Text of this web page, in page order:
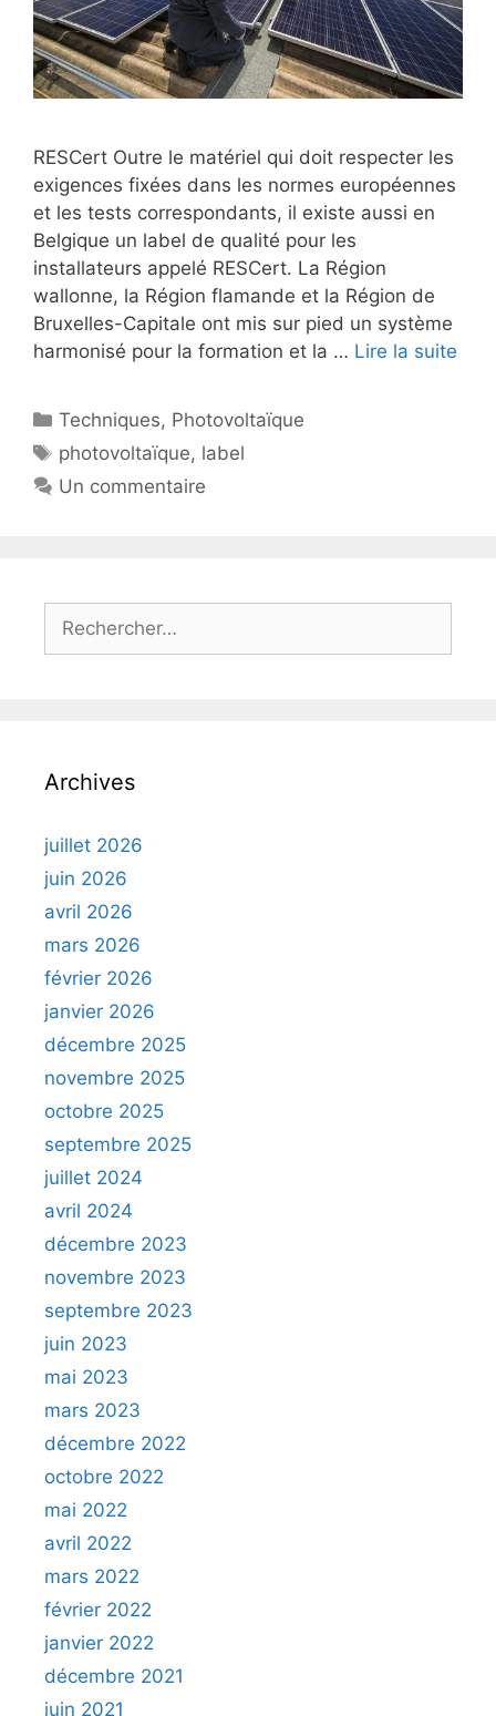
RESCert Outre le matériel qui doit respecter les
exigences fixées dans les normes européennes
et les tests correspondants, il existe aussi en
Belgique un label de qualité pour les
installateurs appelé RESCert. La Région
wallonne, la Région flamande et la Région de
Bruxelles-Capitale ont mis sur pied un système
harmonisé pour la formation et la … Lire la suite
Catégories
Techniques, Photovoltaïque
Étiquettes
photovoltaïque, label
Un commentaire
Rechercher :
Archives
juillet 2026
juin 2026
avril 2026
mars 2026
février 2026
janvier 2026
décembre 2025
novembre 2025
octobre 2025
septembre 2025
juillet 2024
avril 2024
décembre 2023
novembre 2023
septembre 2023
juin 2023
mai 2023
mars 2023
décembre 2022
octobre 2022
mai 2022
avril 2022
mars 2022
février 2022
janvier 2022
décembre 2021
juin 2021